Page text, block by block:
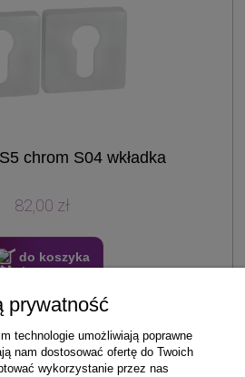
chrom S04 wkładka
82,00 zł
do koszyka
15 16 17 ... 35
prywatność
technologie umożliwiają poprawne
nam dostosować ofertę do Twoich
wykorzystanie przez nas